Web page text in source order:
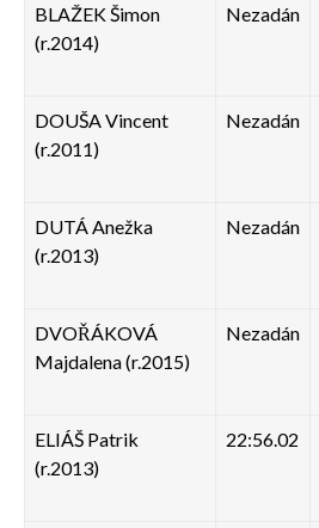
BLAŽEK Šimon
(r.2014)
Nezadán
DOUŠA Vincent
(r.2011)
Nezadán
DUTÁ Anežka
(r.2013)
Nezadán
DVOŘÁKOVÁ
Majdalena (r.2015)
Nezadán
ELIÁŠ Patrik
(r.2013)
22:56.02